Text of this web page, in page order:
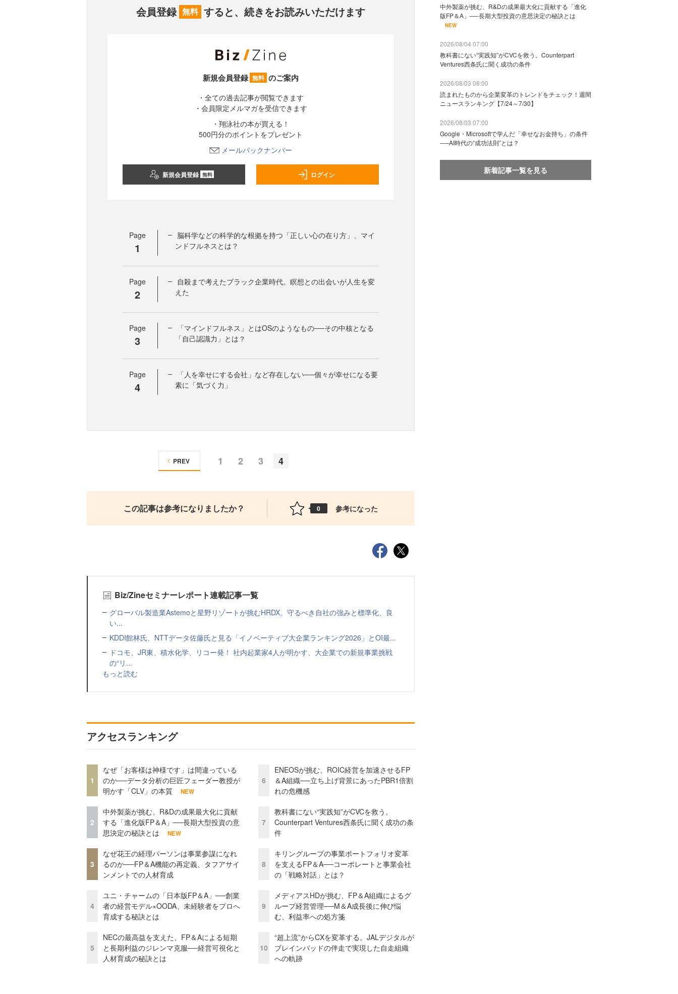
会員登録 無料 すると、続きをお読みいただけます
新規会員登録 無料 のご案内
・全ての過去記事が閲覧できます
・会員限定メルマガを受信できます
・翔泳社の本が買える！
500円分のポイントをプレゼント
メールバックナンバー
新規会員登録 無料 ログイン
Page
1
脳科学などの科学的な根拠を持つ「正しい心の在り方」、マイ
ンドフルネスとは？
Page
2
自殺まで考えたブラック企業時代。瞑想との出会いが人生を変
えた
Page
3
「マインドフルネス」とはOSのようなもの──その中核となる
「自己認識力」とは？
Page
4
「人を幸せにする会社」など存在しない──個々が幸せになる要
素に「気づく力」
1 2 3 4
PREV
この記事は参考になりましたか？ 0 参考になった
Biz/Zineセミナーレポート連載記事一覧
グローバル製造業Astemoと星野リゾートが挑むHRDX。守るべき自社の強みと標準化、良
い...
KDDI館林氏、NTTデータ佐藤氏と見る「イノベーティブ大企業ランキング2026」とOI最...
ドコモ、JR東、積水化学、リコー発！ 社内起業家4人が明かす、大企業での新規事業挑戦
の“リ...
もっと読む
アクセスランキング
1
なぜ「お客様は神様です」は間違っている
のか──データ分析の巨匠フェーダー教授が
明かす「CLV」の本質
NEW
2
中外製薬が挑む、R&Dの成果最大化に貢献
する「進化版FP＆A」──長期大型投資の意
思決定の秘訣とは
NEW
3
なぜ花王の経理パーソンは事業参謀になれ
るのか──FP＆A機能の再定義、タフアサイ
ンメントでの人材育成
4
ユニ・チャームの「日本版FP＆A」──創業
者の経営モデル×OODA、未経験者をプロへ
育成する秘訣とは
5
NECの最高益を支えた、FP＆Aによる短期
と長期利益のジレンマ克服──経営可視化と
人材育成の秘訣とは
6
ENEOSが挑む、ROIC経営を加速させるFP
＆A組織──立ち上げ背景にあったPBR1倍割
れの危機感
7
教科書にない“実践知”がCVCを救う。
Counterpart Ventures西条氏に聞く成功の条
件
8
キリングループの事業ポートフォリオ変革
を支えるFP＆A──コーポレートと事業会社
の「戦略対話」とは？
9
メディアスHDが挑む、FP＆A組織によるグ
ループ経営管理──M＆A成長後に伸び悩
む、利益率への処方箋
10
“超上流”からCXを変革する。JALデジタルが
ブレインパッドの伴走で実現した自走組織
への軌跡
中外製薬が挑む、R&Dの成果最大化に貢献する「進化
版FP＆A」──長期大型投資の意思決定の秘訣とは
NEW
2026/08/04 07:00
教科書にない“実践知”がCVCを救う。Counterpart
Ventures西条氏に聞く成功の条件
2026/08/03 08:00
読まれたものから企業変革のトレンドをチェック！週間
ニュースランキング【7/24～7/30】
2026/08/03 07:00
Google・Microsoftで学んだ「幸せなお金持ち」の条件
──AI時代の“成功法則”とは？
新着記事一覧を見る